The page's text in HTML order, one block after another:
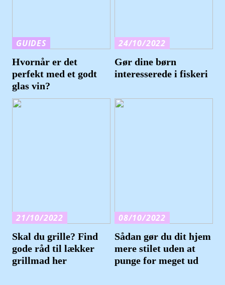
GUIDES
Hvornår er det
perfekt med et godt
glas vin?
24/10/2022
Gør dine børn
interesserede i fiskeri
21/10/2022
Skal du grille? Find
gode råd til lækker
grillmad her
08/10/2022
Sådan gør du dit hjem
mere stilet uden at
punge for meget ud